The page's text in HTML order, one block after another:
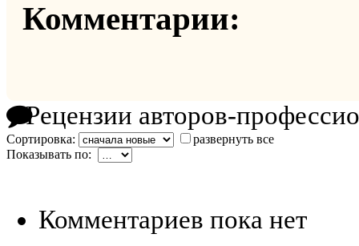
Комментарии:
Рецензии авторов-
Сортировка:
развернуть все
Показывать по:
Комментариев пока нет